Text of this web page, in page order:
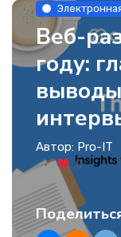
Веб-
году:
Автор: Pro-IT
0